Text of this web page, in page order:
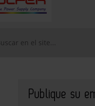
Publique su